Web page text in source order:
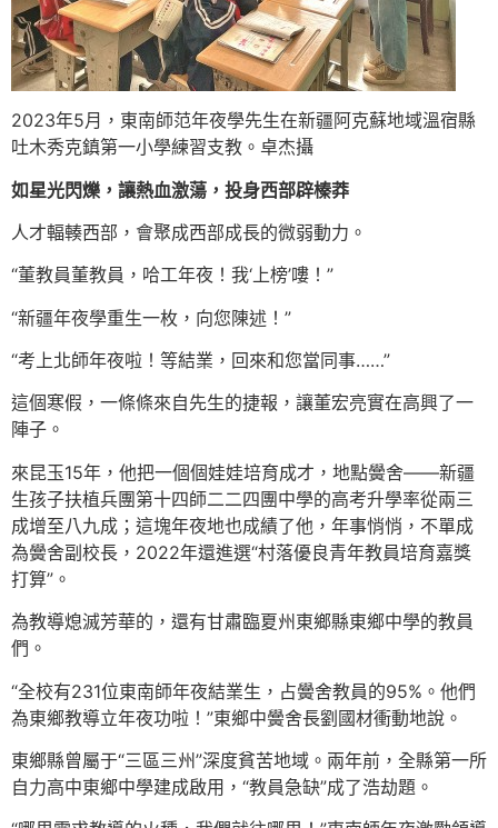
2023年5月，東南師范年夜學先生在新疆阿克蘇地域溫宿縣
吐木秀克鎮第一小學練習支教。卓杰攝
如星光閃爍，讓熱血激蕩，投身西部辟榛莽
人才輻輳西部，會聚成西部成長的微弱動力。
“董教員董教員，哈工年夜！我‘上榜’嘍！”
“新疆年夜學重生一枚，向您陳述！”
“考上北師年夜啦！等結業，回來和您當同事……”
這個寒假，一條條來自先生的捷報，讓董宏亮實在高興了一
陣子。
來昆玉15年，他把一個個娃娃培育成才，地點黌舍——新疆
生孩子扶植兵團第十四師二二四團中學的高考升學率從兩三
成增至八九成；這塊年夜地也成績了他，年事悄悄，不單成
為黌舍副校長，2022年還進選“村落優良青年教員培育嘉獎
打算”。
為教導熄滅芳華的，還有甘肅臨夏州東鄉縣東鄉中學的教員
們。
“全校有231位東南師年夜結業生，占黌舍教員的95%。他們
為東鄉教導立年夜功啦！”東鄉中黌舍長劉國材衝動地說。
東鄉縣曾屬于“三區三州”深度貧苦地域。兩年前，全縣第一所
自力高中東鄉中學建成啟用，“教員急缺”成了浩劫題。